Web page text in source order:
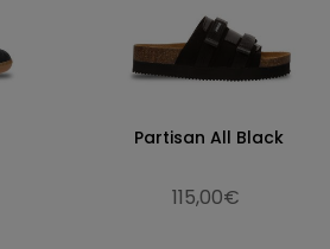
Partisan All Black
115,00€